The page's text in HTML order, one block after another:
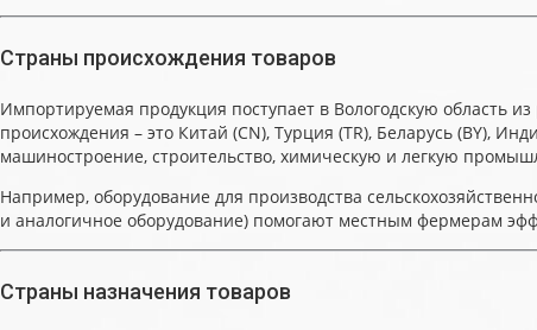
Страны происхождения товаров
Импортируемая продукция поступает в Вологодскую область
происхождения – это Китай (CN), Турция (TR), Беларусь (BY),
машиностроение, строительство, химическую и легкую
Например, оборудование для производства
и аналогичное оборудование) помогают местным фермерам
Страны назначения товаров